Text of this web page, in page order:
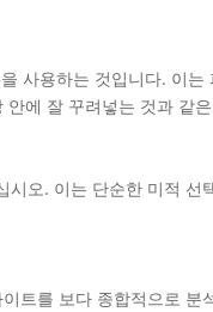
사용하는 것입니다. 이
에 잘 꾸려넣는 것과 같
오. 이는 단순한 미적 선
트를 보다 종합적으로 분